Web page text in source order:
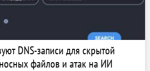
DNS-записи для скрытой
файлов и атак на ИИ